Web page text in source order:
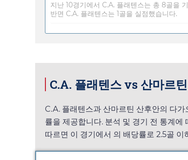
지난 10경기에서 C.A. 플래텐스는 총 8골을
반면 C.A. 플래텐스는 1골을 실점했습니다.
C.A. 플래텐스 vs 산마르
C.A. 플래텐스과 산마르틴 산후안의 다
률을 제공합니다. 분석 및 경기 전 통계에
따르면 이 경기에서 의 배당률로 2.5골